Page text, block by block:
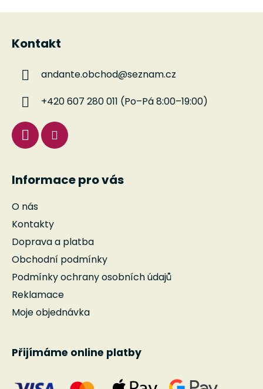
Kontakt
andante.obchod@seznam.cz
+420 607 280 011 (Po–Pá 8:00–19:00)
Informace pro vás
O nás
Kontakty
Doprava a platba
Obchodní podmínky
Podmínky ochrany osobních údajů
Reklamace
Moje objednávka
Přijímáme online platby